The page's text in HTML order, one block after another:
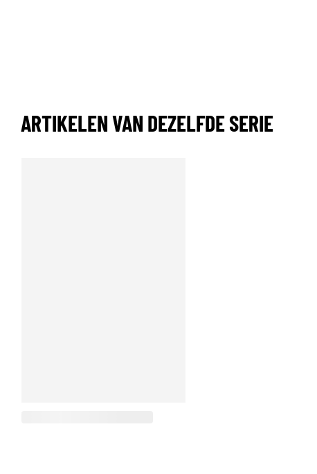
ARTIKELEN VAN DEZELFDE SERIE